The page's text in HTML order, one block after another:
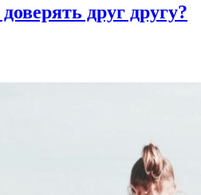
доверять друг другу?